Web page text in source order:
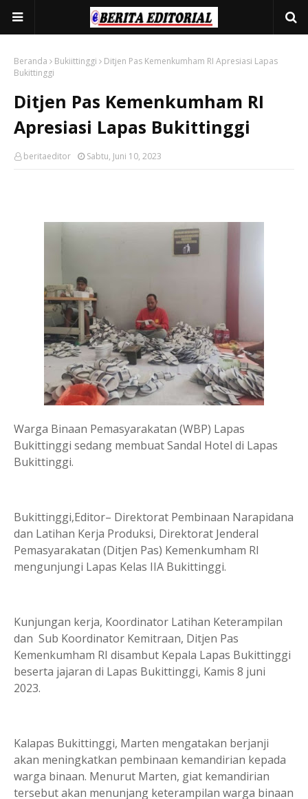
Beranda Bukiittinggi
Ditjen Pas Kemenkumham RI Apresiasi Lapas
Bukittinggi
Ditjen Pas Kemenkumham RI
Apresiasi Lapas Bukittinggi
beritaeditor Sabtu, Juni 10, 2023
Warga Binaan Pemasyarakatan (WBP) Lapas
Bukittinggi sedang membuat Sandal Hotel di Lapas
Bukittinggi.
Bukittinggi,Editor– Direktorat Pembinaan Narapidana
dan Latihan Kerja Produksi, Direktorat Jenderal
Pemasyarakatan (Ditjen Pas) Kemenkumham RI
mengunjungi Lapas Kelas IIA Bukittinggi.
Kunjungan kerja, Koordinator Latihan Keterampilan
dan Sub Koordinator Kemitraan, Ditjen Pas
Kemenkumham RI disambut Kepala Lapas Bukittinggi
beserta jajaran di Lapas Bukittinggi, Kamis 8 juni
2023.
Kalapas Bukittinggi, Marten mengatakan berjanji
akan meningkatkan pembinaan kemandirian kepada
warga binaan. Menurut Marten, giat kemandirian
tersebut akan menunjang keterampilan warga binaan